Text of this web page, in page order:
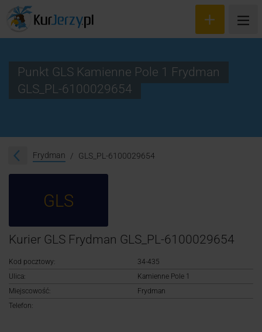
Śledzenie przesyłki
Logowanie
Rejestracja
Punkt GLS Kamienne Pole 1 Frydman
GLS_PL-6100029654
Frydman GLS_PL-6100029654
GLS
Kurier GLS Frydman GLS_PL-6100029654
Kod pocztowy:
34-435
Ulica:
Kamienne Pole 1
Miejscowość:
Frydman
Telefon: